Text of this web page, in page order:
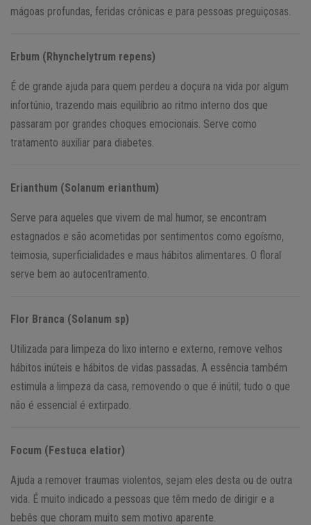
mágoas profundas, feridas crônicas e para pessoas preguiçosas.
Erbum (Rhynchelytrum repens)
É de grande ajuda para quem perdeu a doçura na vida por algum
infortúnio, trazendo mais equilíbrio ao ritmo interno dos que
passaram por grandes choques emocionais. Serve como
tratamento auxiliar para diabetes.
Erianthum (Solanum erianthum)
Serve para aqueles que vivem de mal humor, se encontram
estagnados e são acometidas por sentimentos como egoísmo,
teimosia, superficialidades e maus hábitos alimentares. O floral
serve bem ao autocentramento.
Flor Branca (Solanum sp)
Utilizada para limpeza do lixo interno e externo, remove velhos
hábitos inúteis e hábitos de vidas passadas. A essência também
estimula a limpeza da casa, removendo o que é inútil; tudo o que
não é essencial é extirpado.
Focum (Festuca elatior)
Ajuda a remover traumas violentos, sejam eles desta ou de outra
vida. É muito indicado a pessoas que têm medo de dirigir e a
bebês que choram muito sem motivo aparente.